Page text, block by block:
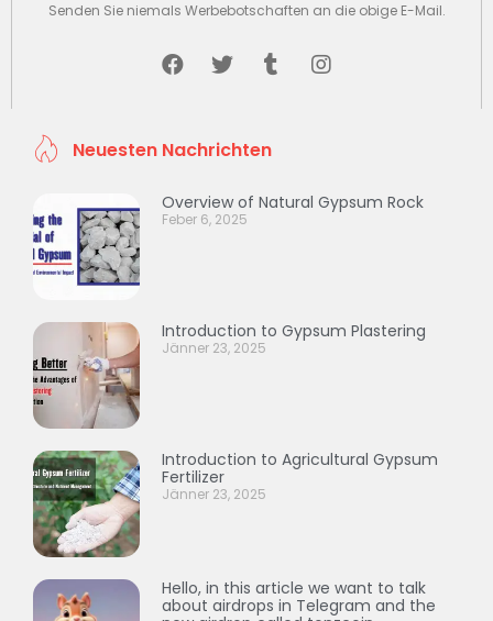
Senden Sie niemals Werbebotschaften an die obige E-Mail.
Neuesten Nachrichten
Overview of Natural Gypsum Rock
Feber 6, 2025
Introduction to Gypsum Plastering
Jänner 23, 2025
Introduction to Agricultural Gypsum
Fertilizer
Jänner 23, 2025
Hello, in this article we want to talk
about airdrops in Telegram and the